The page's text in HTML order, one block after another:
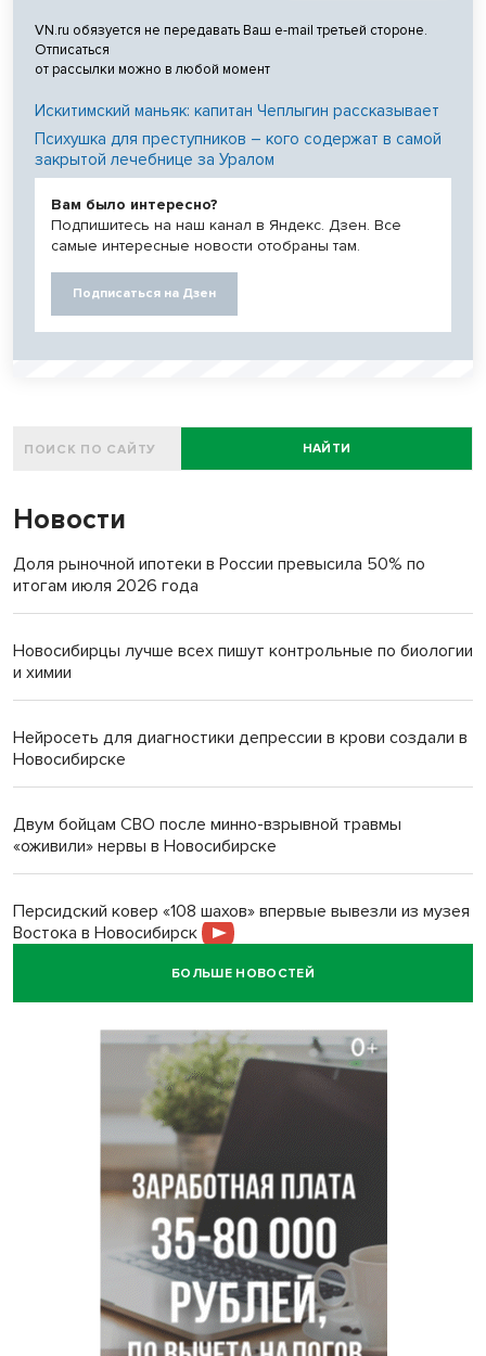
VN.ru обязуется не передавать Ваш e-mail третьей стороне.
Отписаться
от рассылки можно в любой момент
Искитимский маньяк: капитан Чеплыгин рассказывает
Психушка для преступников – кого содержат в самой
закрытой лечебнице за Уралом
Вам было интересно?
Подпишитесь на наш канал в Яндекс. Дзен. Все
самые интересные новости отобраны там.
Подписаться на Дзен
НАЙТИ
Новости
Доля рыночной ипотеки в России превысила 50% по
итогам июля 2026 года
Новосибирцы лучше всех пишут контрольные по биологии
и химии
Нейросеть для диагностики депрессии в крови создали в
Новосибирске
Двум бойцам СВО после минно-взрывной травмы
«оживили» нервы в Новосибирске
Персидский ковер «108 шахов» впервые вывезли из музея
Востока в Новосибирск
БОЛЬШЕ НОВОСТЕЙ